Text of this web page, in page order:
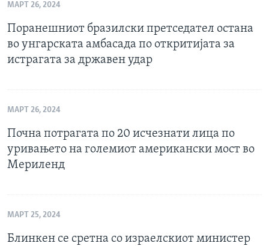
МАРТ 26, 2024
Поранешниот бразилски претседател остана
во унгарската амбасада по откритијата за
истрагата за државен удар
МАРТ 26, 2024
Почна потрагата по 20 исчезнати лица по
уривањето на големиот американски мост во
Мериленд
МАРТ 25, 2024
Блинкен се сретна со израелскиот министер